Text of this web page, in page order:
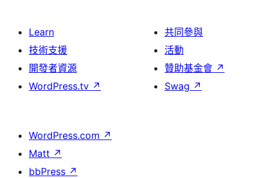
Learn
技術支援
開發者資源
WordPress.tv ↗
共同參與
活動
贊助基金會 ↗
Swag ↗
WordPress.com ↗
Matt ↗
bbPress ↗